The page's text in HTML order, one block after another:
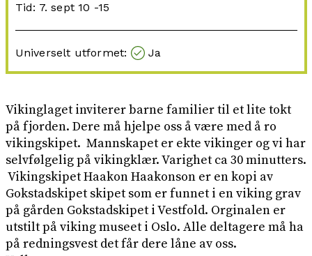
Tid: 7. sept 10 -15
Universelt utformet: Ja
Vikinglaget inviterer barne familier til et lite tokt
på fjorden. Dere må hjelpe oss å være med å ro
vikingskipet. Mannskapet er ekte vikinger og vi har
selvfølgelig på vikingklær. Varighet ca 30 minutters.
Vikingskipet Haakon Haakonson er en kopi av
Gokstadskipet skipet som er funnet i en viking grav
på gården Gokstadskipet i Vestfold. Orginalen er
utstilt på viking museet i Oslo. Alle deltagere må ha
på redningsvest det får dere låne av oss.